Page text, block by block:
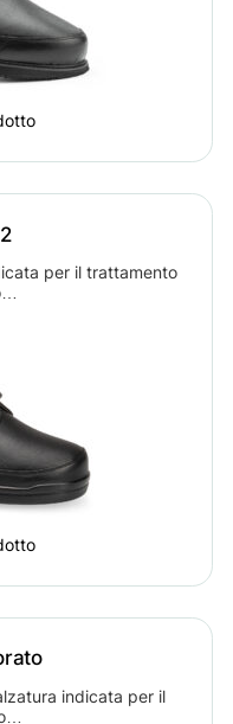
per il trattamento
indicata per il